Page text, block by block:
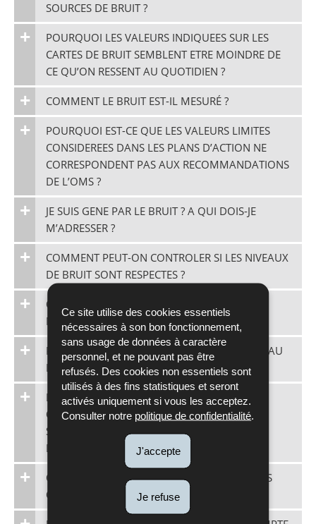
Ce site utilise des cookies essentiels
nécessaires à son bon fonctionnement,
sans usage de données à caractère
personnel, et ne pouvant pas être
refusés. Des cookies non essentiels sont
utilisés à des fins statistiques et seront
activés uniquement si vous les acceptez.
Consulter notre politique de confidentialité
J'accepte
Je refuse
SOURCES DE BRUIT ?
POURQUOI LES VALEURS INDIQUEES SUR LES
CARTES DE BRUIT SEMBLENT ETRE MOINDRE DE
CE QU’ON RESSENT AU QUOTIDIEN ?
COMMENT LE BRUIT EST-IL MESURÉ ?
POURQUOI EST-CE QUE LES VALEURS LIMITES
CONSIDEREES DANS LES PLANS D’ACTION NE
CORRESPONDENT PAS AUX RECOMMANDATIONS
DE L’OMS ?
JE SUIS GENE PAR LE BRUIT ? A QUI DOIS-JE
M’ADRESSER ?
COMMENT PEUT-ON CONTROLER SI LES NIVEAUX
DE BRUIT SONT RESPECTES ?
OU PEUT-ON TROUVER DES RAPPORTS DE
MESURAGES ET D’ETUDES ?
POURQUOI ASSAINIT-ON LE BRUIT EXISTANT AU
LIEU DE COMBATTRE SON ORIGINE ?
DANS QUELLE MESURE EST-CE QUE LES
COMMENTAIRES SOUMIS PAR DES CITOYENS
SONT PRIS EN COMPTE POUR LES PLANS
D’ACTION ?
QUELLES SONT LES ECHEANCES DES MESURES
CONTENUES DANS LES PLANS D’ACTION ?